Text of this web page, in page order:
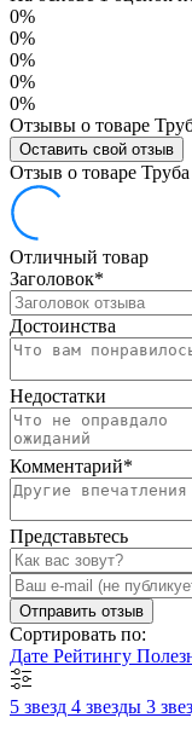
0%
0%
0%
0%
0%
Отзывы о товаре
Оставить свой отзыв
Отзыв о товаре
Отличный товар
Заголовок*
Достоинства
Недостатки
Комментарий*
Представьтесь
Отправить отзыв
Сортировать по:
Дате Рейтингу
5 звезд 4 звезды 3